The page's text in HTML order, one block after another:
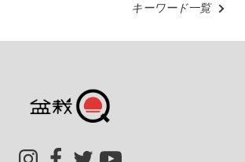
キーワード一覧